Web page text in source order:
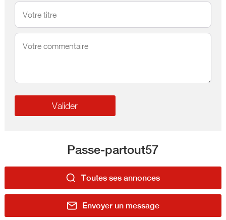
Passe-partout57
Toutes ses annonces
Envoyer un message